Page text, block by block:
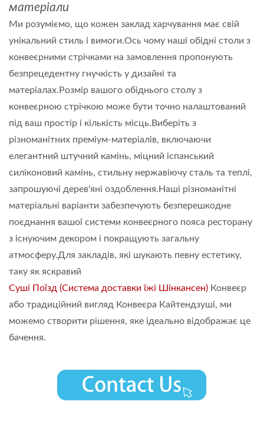
матеріали
Ми розуміємо, що кожен заклад харчування має свій
унікальний стиль і вимоги.Ось чому наші обідні столи з
конвеєрними стрічками на замовлення пропонують
безпрецедентну гнучкість у дизайні та
матеріалах.Розмір вашого обіднього столу з
конвеєрною стрічкою може бути точно налаштований
під ваш простір і кількість місць.Виберіть з
різноманітних преміум-матеріалів, включаючи
елегантний штучний камінь, міцний іспанський
силіконовий камінь, стильну нержавіючу сталь та теплі,
запрошуючі дерев'яні оздоблення.Наші різноманітні
матеріальні варіанти забезпечують безперешкодне
поєднання вашої системи конвеєрного пояса ресторану
з існуючим декором і покращують загальну
атмосферу.Для закладів, які шукають певну естетику,
таку як яскравий
Суші Поїзд (Система доставки їжі Шінкансен) Конвеєр
або традиційний вигляд Конвеєра Кайтендзуші, ми
можемо створити рішення, яке ідеально відображає це
бачення.